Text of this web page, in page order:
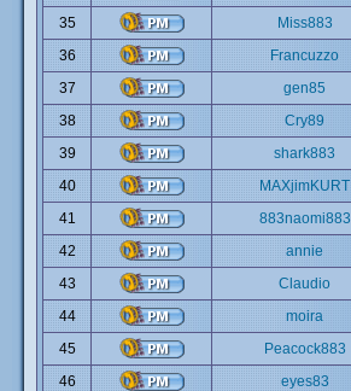
35
Miss883
36
Francuzzo
37
gen85
38
Cry89
39
shark883
40
MAXjimKURT
41
883naomi883
42
annie
43
Claudio
44
moira
45
Peacock883
46
eyes83